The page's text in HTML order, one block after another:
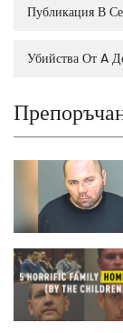
Публикация В
Убийства От A